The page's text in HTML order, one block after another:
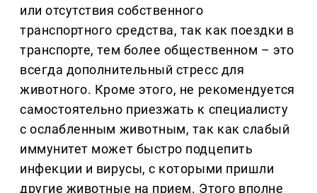
или отсутствия собственного
транспортного средства, так как поездки в
транспорте, тем более общественном – это
всегда дополнительный стресс для
животного. Кроме этого, не рекомендуется
самостоятельно приезжать к специалисту
с ослабленным животным, так как слабый
иммунитет может быстро подцепить
инфекции и вирусы, с которыми пришли
другие животные на прием. Этого вполне